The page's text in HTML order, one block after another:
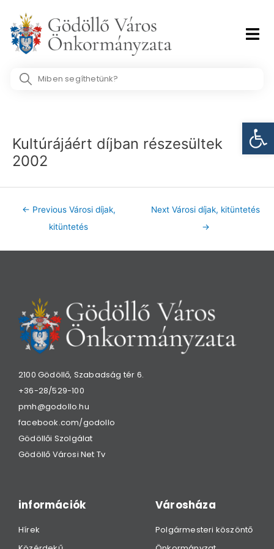
content
Search
Kultúrájáért díjban részesültek
2002
← Previous Városi díjak,
kitüntetés
Next Városi díjak, kitüntetés
→
2100 Gödöllő, Szabadság tér 6.
+36-28/529-100
pmh@godollo.hu
facebook.com/godollo
Gödöllői Szolgálat
Gödöllő Városi Net Tv
információk
Hírek
Városháza
Polgármesteri köszöntő